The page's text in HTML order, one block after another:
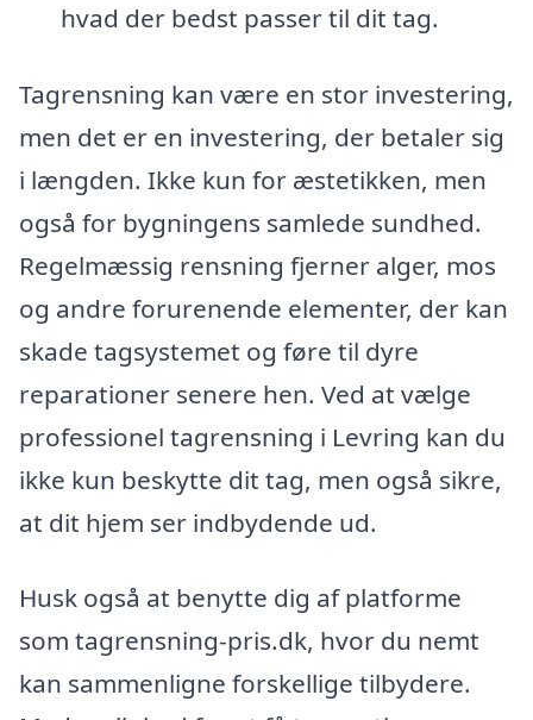
hvad der bedst passer til dit tag.
Tagrensning kan være en stor investering,
men det er en investering, der betaler sig
i længden. Ikke kun for æstetikken, men
også for bygningens samlede sundhed.
Regelmæssig rensning fjerner alger, mos
og andre forurenende elementer, der kan
skade tagsystemet og føre til dyre
reparationer senere hen. Ved at vælge
professionel tagrensning i Levring kan du
ikke kun beskytte dit tag, men også sikre,
at dit hjem ser indbydende ud.
Husk også at benytte dig af platforme
som tagrensning-pris.dk, hvor du nemt
kan sammenligne forskellige tilbydere.